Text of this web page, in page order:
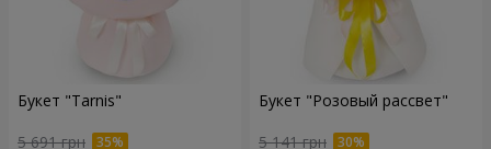
Букет "Tarnis"
5 691 грн
Букет "Розовый рассвет"
5 141 грн